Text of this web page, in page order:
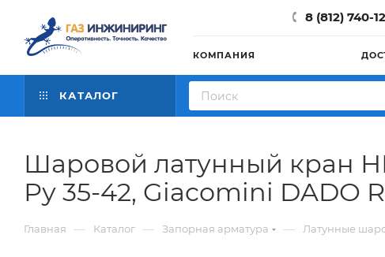
8 (812) 740-
КОМПАНИЯ
КАТАЛОГ
Шаровой латунный кран
Ру 35-42, Giacomini DADO
Главная — Каталог — Запорная арматура — Латунные